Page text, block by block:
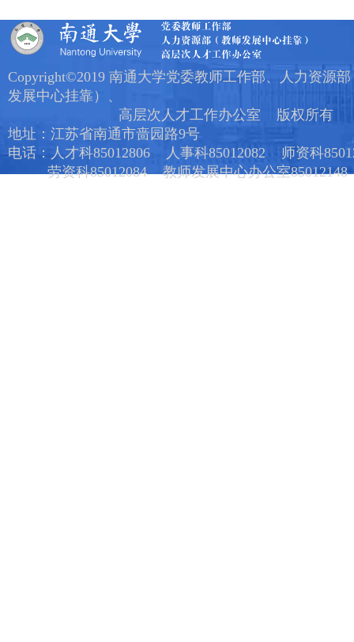
Copyright©2019 南通大学党委教师工作部、人力资源
发展中心挂靠）、
高层次人才工作办公室 版权所有
地址：江苏省南通市啬园路9号
电话：人才科85012806 人事科85012082 师资科
劳资科85012084 教师发展中心办公室85012148